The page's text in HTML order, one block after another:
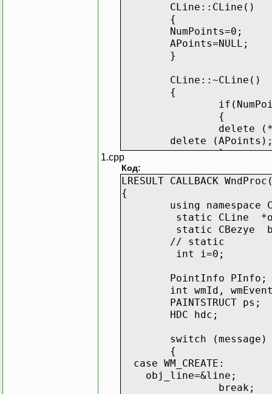
bool
class CLagranj:public
bool
CLine::CLine()
{
NumPoints=0;
APoints=NULL;
}
CLine::~CLine()
{
{
delete
delete
}
}
void
int
int i=0;
{
//int
for(
1.cpp
Код:
LRESULT CALLBACK
{
using namespace
static CLine
static CBezye
// static
int i=0;
PointInfo PInfo;
int wmId,
PAINTSTRUCT ps;
HDC hdc;
switch (message)
{
case WM_CREATE:
obj_line=&line;
break;